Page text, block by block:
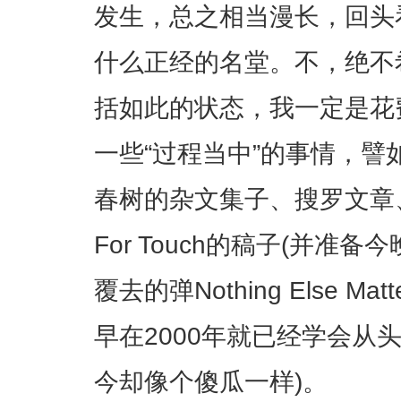
发生，总之相当漫长，回
什么正经的名堂。不，绝
括如此的状态，我一定是
一些“过程当中”的事情，
春树的杂文集子、搜罗文
For Touch的稿子(并准备
覆去的弹Nothing Else
早在2000年就已经学会从
今却像个傻瓜一样)。